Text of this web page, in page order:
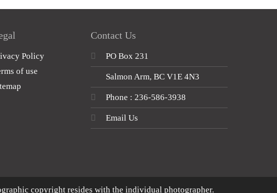
Policy
of use
Contact Us
PO Box 231
Salmon Arm, BC V1E 4N3
Phone : 236-586-3938
Email Us
copyright resides with the individual photographer.